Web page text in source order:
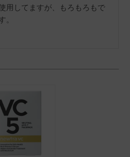
用してますが、もろもろもで
。